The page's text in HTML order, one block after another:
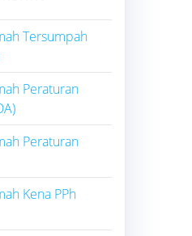
Tersumpah
Peraturan
Peraturan
Kena PPh